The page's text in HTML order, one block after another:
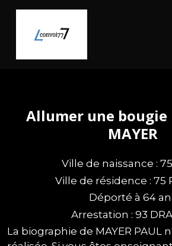
content
Allumer une bougie
MAYER
Ville de naissance : 75
Ville de résidence : 75
Déporté à 64
Arrestation : 93
La biographie de MAYER PAUL